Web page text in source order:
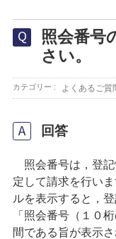
照会番号
さい。
カテゴリー : よくあるご質
回答
照会番号は，登記
定して請求を行い
ルを表示すると，
「照会番号（１０
間である旨が表示さ